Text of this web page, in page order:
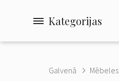
Kategorijas
Galvenā Mēbeles